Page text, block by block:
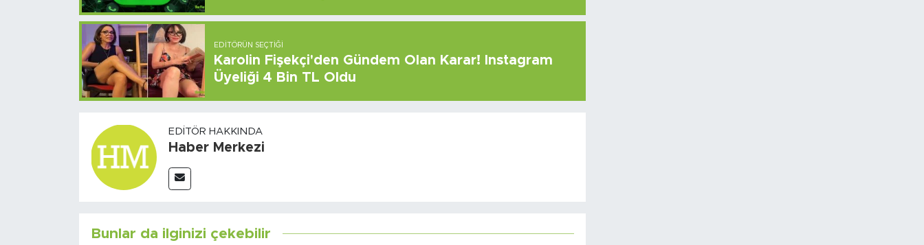
EDITÖRÜN SEÇTIĞI
Karolin Fişekçi'den Gündem Olan Karar! Instagram
Üyeliği 4 Bin TL Oldu
EDITÖR HAKKINDA
Haber Merkezi
Bunlar da ilginizi çekebilir